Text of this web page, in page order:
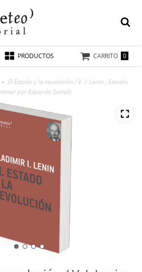
PRODUCTOS CARRITO 0
- El Estado y la revolución / V. I. Lenin ; Estudio
por Eduardo Sartelli